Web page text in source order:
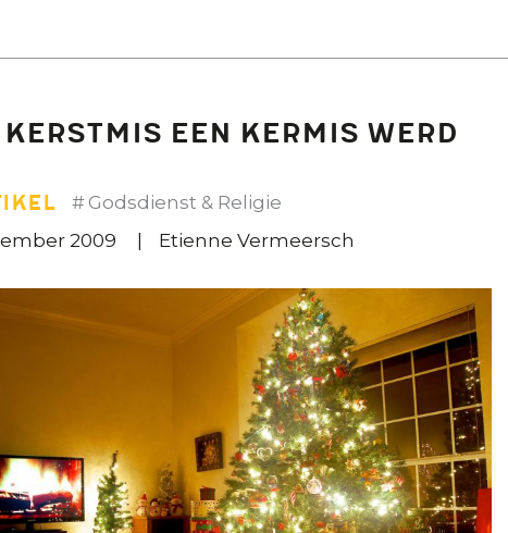
Kerstmis een kermis werd
Godsdienst & Religie
2009
Etienne Vermeersch